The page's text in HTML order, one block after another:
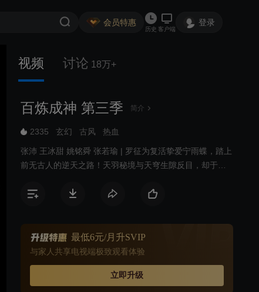
会员特惠
历史 客户端
登录
视频 讨论 18万+
百炼成神 第三季 简介
2335 玄幻 古风 热血
张沛 王冰甜 姚铭舜 张若瑜 | 罗征为复活挚爱宁雨蝶，踏上
前无古人的逆天之路！天羽秘境与天穹生隙反目，却于神
由己。飞升上界的罗征，势要挣脱天命枷锁，终成寰宇唯
最低6元/月升SVIP
与家人共享电视端极致观看体验
立即升级